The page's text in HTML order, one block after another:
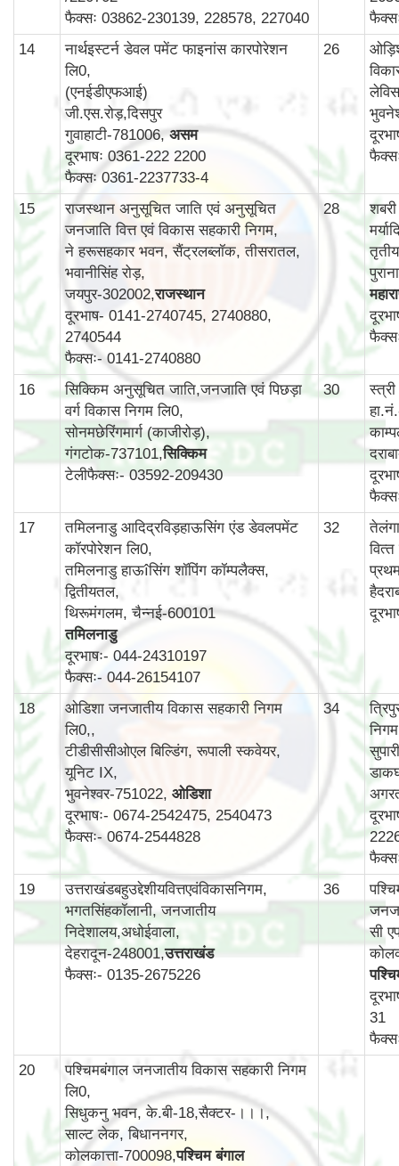
फैक्सः 03862-230139, 228578, 227040
14
नार्थइस्टर्न डेवल पमेंट फाइनांस कारपोरेशन
लि0,
(एनईडीएफआई)
जी.एस.रोड़,दिसपुर
गुवाहाटी-781006,असम
दूरभाषः 0361-222 2200
फैक्सः 0361-2237733-4
26
15
राजस्थान अनुसूचित जाति एवं अनुसूचित
जनजाति वित्त एवं विकास सहकारी निगम,
ने हरूसहकार भवन, सैंट्रलब्लॉक, तीसरातल,
भवानीसिंह रोड़,
जयपुर-302002,राजस्थान
दूरभाष- 0141-2740745, 2740880,
2740544
फैक्सः- 0141-2740880
28
16
सिक्किम अनुसूचित जाति,जनजाति एवं पिछड़ा
वर्ग विकास निगम लि0,
सोनमछेरिंगमार्ग (काजीरोड़),
गंगटोक-737101,सिक्किम
टेलीफैक्सः- 03592-209430
30
17
तमिलनाडु आदिद्रविड़हाऊसिंग एंड डेवलपमेंट
कॉरपोरेशन लि0,
तमिलनाडु हाऊîसिंग शॉपिंग कॉम्पलैक्स,
द्वितीयतल,
थिरूमंगलम, चैन्नई-600101
तमिलनाडु
दूरभाषः- 044-24310197
फैक्सः- 044-26154107
32
18
ओडिशा जनजातीय विकास सहकारी निगम
लि0,,
टीडीसीसीओएल बिल्डिंग, रूपाली स्कवेयर,
यूनिट IX,
भुवनेश्वर-751022, ओडिशा
दूरभाषः- 0674-2542475, 2540473
फैक्सः- 0674-2544828
34
19
उत्तराखंडबहुउद्देशीयवित्तएवंविकासनिगम,
भगतसिंहकॉलानी, जनजातीय
निदेशालय,अधोईवाला,
देहरादून-248001,उत्तराखंड
फैक्सः- 0135-2675226
36
सी
31
20
पश्चिमबंगाल जनजातीय विकास सहकारी निगम
लि0,
सिधुकनु भवन, के.बी-18,सैक्टर-।।।,
साल्ट लेक, बिधाननगर,
कोलकात्ता-700098,पश्चिम बंगाल